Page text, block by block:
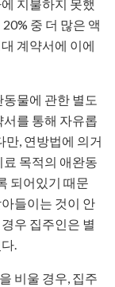
지불하지 못했
중 더 많은 액
계약서에 이에
물에 관한 별도
를 통해 자유롭
만, 연방법에 의거
목적의 애완동
되어있기 때문
들이는 것이 안
우 집주인은 별
.
비울 경우, 집주